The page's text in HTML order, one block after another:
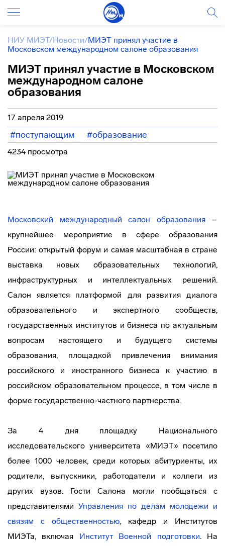
НИУ МИЭТ/Новости/МИЭТ принял участие в
Московском международном салоне образования
МИЭТ принял участие в Московском
международном салоне
образования
17 апреля 2019
#поступающим #образование
4234 просмотра
Московский международный салон образования–
крупнейшее мероприятие в сфере образования
России: открытый форум и самая масштабная в стране
выставка новых образовательных технологий,
инфраструктурных и интеллектуальных решений.
Салон является платформой для развития диалога
образовательного и экспертного сообществ,
государственных институтов и бизнеса по актуальным
вопросам настоящего и будущего системы
образования, площадкой привлечения внимания
российского и иностранного бизнеса к участию в
российском образовательном процессе, в том числе в
форме государственно-частного партнерства.
За 4 дня площадку Национального
исследовательского университета «МИЭТ» посетило
более 1000 человек, среди которых абитуриенты, их
родители, выпускники, работодатели и коллеги из
других вузов. Гости Салона могли пообщаться с
представителями Управления по делам молодежи и
связям с общественностью, кафедр и Институтов
МИЭТа, включая Институт Военной подготовки. На